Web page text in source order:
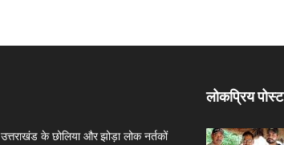
उत्तराखंड के छोलिया और झोड़ा लोक नर्तकों
लोकप्रिय पोस्ट